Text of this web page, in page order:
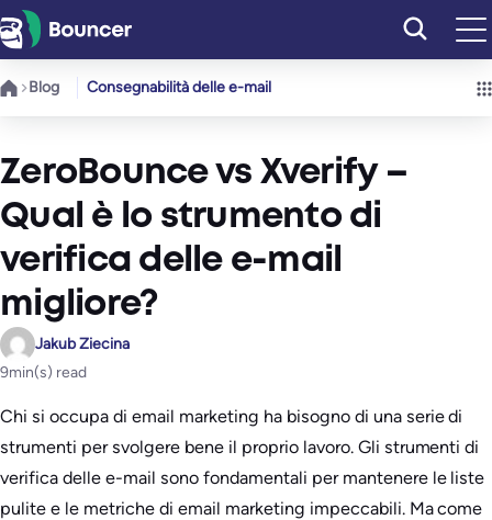
Vai
al
contenuto
Blog Consegnabilità delle e-mail
ZeroBounce vs Xverify –
Qual è lo strumento di
verifica delle e-mail
migliore?
Jakub Ziecina
9min(s) read
Chi si occupa di email marketing ha bisogno di una serie di
strumenti per svolgere bene il proprio lavoro. Gli strumenti di
verifica delle e-mail sono fondamentali per mantenere le liste
pulite e le metriche di email marketing impeccabili. Ma come